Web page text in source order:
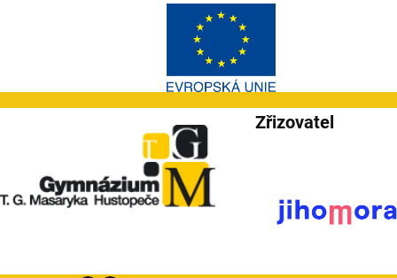
Zřizovatel